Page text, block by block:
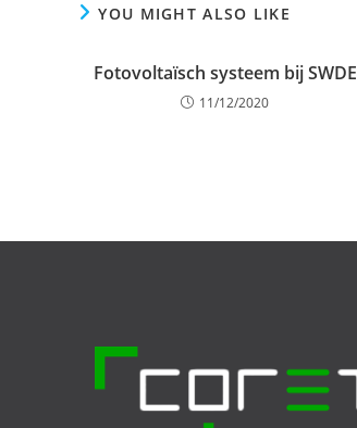
YOU MIGHT ALSO LIKE
Fotovoltaïsch systeem bij SWDE
11/12/2020